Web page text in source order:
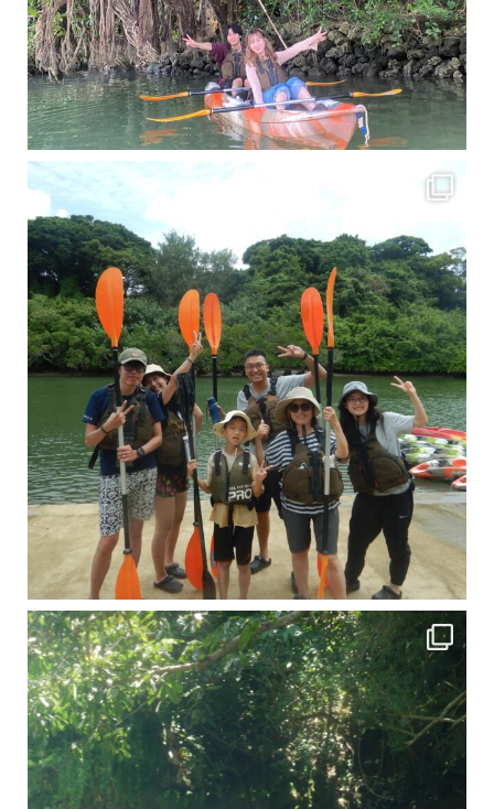
梅雨真っ只中の沖縄ですが 今日もカンカンに晴れてくれました！！
今日は満潮だっ
引き潮だったの